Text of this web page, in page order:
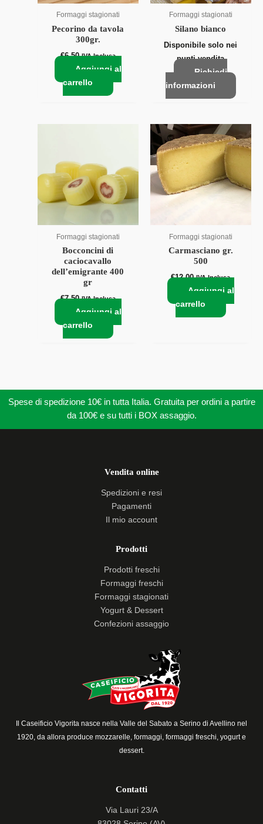
Formaggi stagionati
Pecorino da tavola
300gr.
€6,50 IVA Inclusa
Aggiungi al
carrello
Formaggi stagionati
Silano bianco
Disponibile solo nei
punti vendita
Richiedi
informazioni
Formaggi stagionati
Bocconcini di
caciocavallo
dell’emigrante 400
gr
€7,50 IVA Inclusa
Aggiungi al
carrello
Formaggi stagionati
Carmasciano gr.
500
€12,00 IVA Inclusa
Aggiungi al
carrello
Spese di spedizione 10€ in tutta Italia. Gratuita per ordini a partire
da 100€ e su tutti i BOX assaggio.
Vendita online
Spedizioni e resi
Pagamenti
Il mio account
Prodotti
Prodotti freschi
Formaggi freschi
Formaggi stagionati
Yogurt & Dessert
Confezioni assaggio
Il Caseificio Vigorita nasce nella Valle del Sabato a Serino di Avellino nel
1920, da allora produce mozzarelle, formaggi, formaggi freschi, yogurt e
dessert.
Contatti
Via Lauri 23/A